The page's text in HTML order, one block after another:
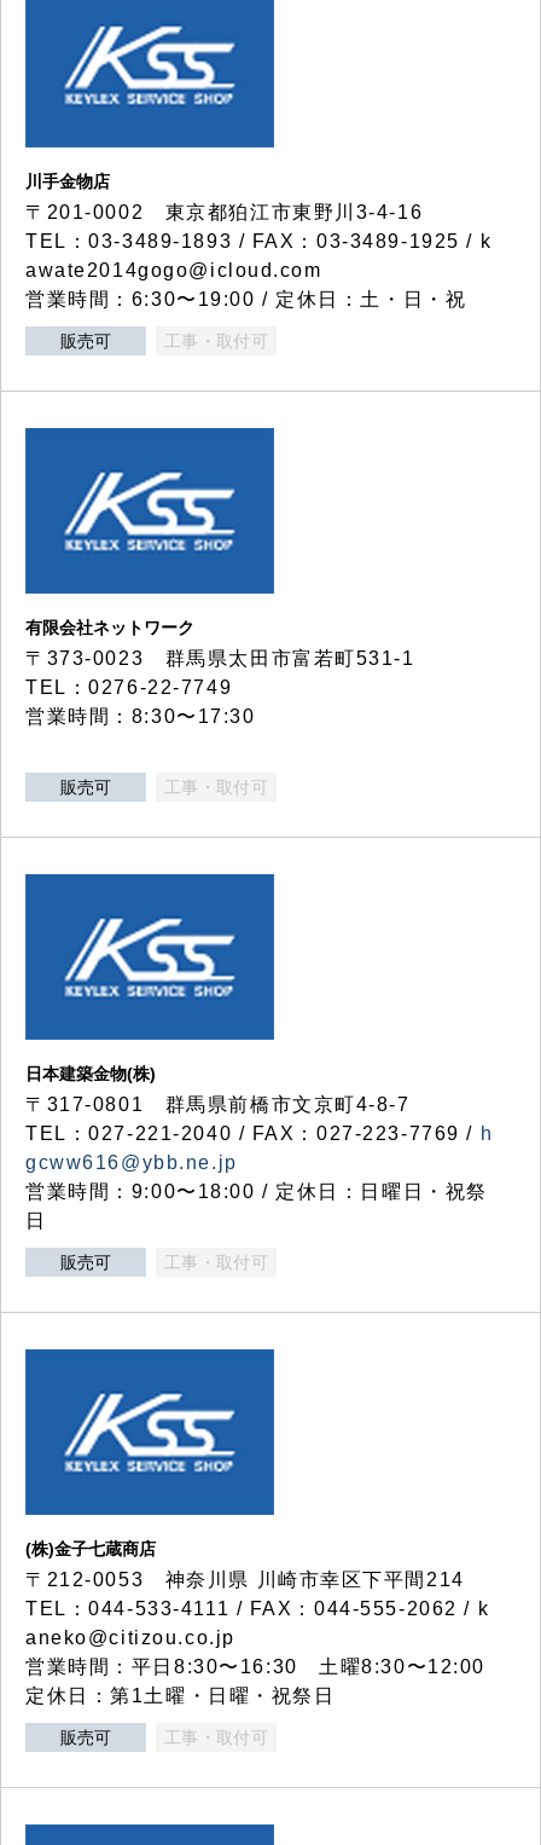
川手金物店
〒201-0002 東京都狛江市東野川3-4-16
TEL：03-3489-1893 / FAX：03-3489-1925 / k
awate2014gogo@icloud.com
営業時間：6:30〜19:00 / 定休日：土・日・祝
販売可 工事・取付可
有限会社ネットワーク
〒373-0023 群馬県太田市富若町531-1
TEL：0276-22-7749
営業時間：8:30〜17:30
販売可 工事・取付可
日本建築金物(株)
〒317‐0801 群馬県前橋市文京町4-8-7
TEL：027-221-2040 / FAX：027-223-7769 / h
gcww616@ybb.ne.jp
営業時間：9:00〜18:00 / 定休日：日曜日・祝祭
日
販売可 工事・取付可
(株)金子七蔵商店
〒212-0053 神奈川県 川崎市幸区下平間214
TEL：044-533-4111 / FAX：044-555-2062 / k
aneko@citizou.co.jp
営業時間：平日8:30〜16:30 土曜8:30〜12:00
定休日：第1土曜・日曜・祝祭日
販売可 工事・取付可